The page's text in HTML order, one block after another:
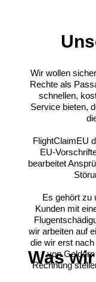
Was
Wir wollen
Rechte als
schnellen,
Service bieten,
FlightClaimEU
EU-
bearbeitet
Es gehört zu
Kunden mit
wir arbeiten auf
die wir erst
von
Rechnung